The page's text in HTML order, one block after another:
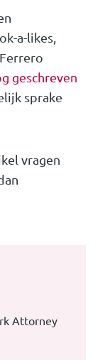
a-likes,
geschreven
sprake
vragen
Attorney